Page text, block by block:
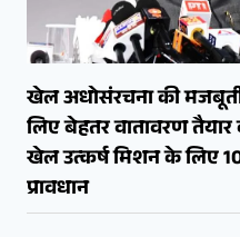
खेल अधोसंरचना की
लिए बेहतर वातावरण
खेल उत्कर्ष मिशन के लिए
प्रावधान